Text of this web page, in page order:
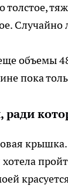
толстое,
объемы
пока
крышка.